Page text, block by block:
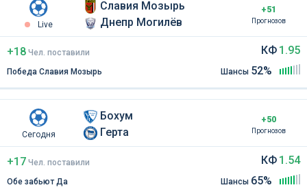
Live
Славия Мозырь
Днепр Могилёв
+51
Прогнозов
+18 Чел. поставили
Победа Славия Мозырь
КФ 1.95
Шансы 52%
Сегодня
Бохум
Герта
+50
Прогнозов
+17 Чел. поставили
Обе забьют Да
КФ 1.54
Шансы 65%